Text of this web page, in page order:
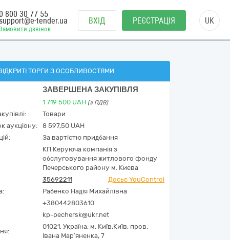
дзвінок
0 800 30 77 55
support@e-tender.ua ВХІД РЕЄСТРАЦІЯ UK
ТОРГИ З ОСОБЛИВОСТЯМИ
ЗАВЕРШЕНА ЗАКУПІВЛЯ
1 719 500 UAH (з ПДВ)
Товари
аукціону:
8 597,50 UAH
За вартістю придбання
КП Керуюча компанія з
обслуговування житлового фонду
Печерського району м. Києва
35692211
Досьє YouControl
Рабенко Надія Михайлівна
+380442803610
kp-pechersk@ukr.net
01021, Україна, м. Київ,Київ, пров.
Івана Мар’яненка, 7